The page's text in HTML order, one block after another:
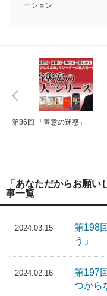
ーション
第86回 「善意の迷惑」
「あなただからお願
事一覧
2024.03.15
第198
う」
2024.02.16
第197
つから